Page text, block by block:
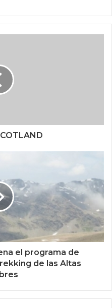
el programa de
de las Altas